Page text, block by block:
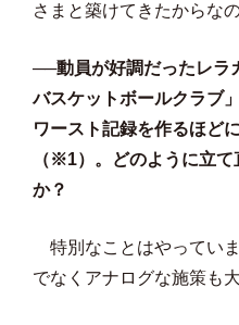
さまと築けてきたからな
──動員が好調だったレラ
バスケットボールクラブ
ワースト記録を作るほど
（※1）。どのように立
か？
特別なことはやってい
でなくアナログな施策も